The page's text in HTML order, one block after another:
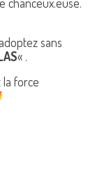
sans
« .
force